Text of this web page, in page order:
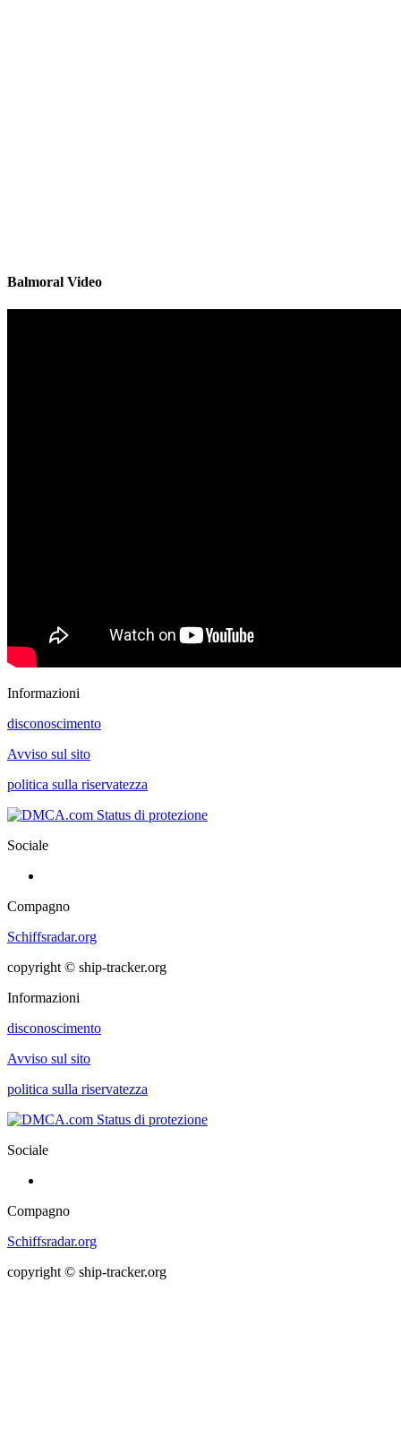
Balmoral Video
Informazioni
disconoscimento
Avviso sul sito
politica sulla riservatezza
Sociale
Compagno
Schiffsradar.org
copyright © ship-tracker.org
Informazioni
disconoscimento
Avviso sul sito
politica sulla riservatezza
Sociale
Compagno
Schiffsradar.org
copyright © ship-tracker.org